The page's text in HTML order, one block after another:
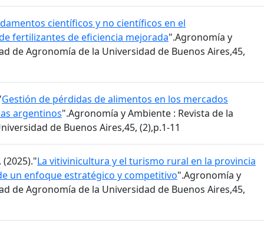
científicos y no científicos en el
fertilizantes de eficiencia mejorada".Agronomía y
de Agronomía de la Universidad de Buenos Aires,45,
Gestión de pérdidas de alimentos en los mercados
argentinos".Agronomía y Ambiente : Revista de la
de Buenos Aires,45, (2),p.1-11
(2025)."La vitivinicultura y el turismo rural en la provincia
un enfoque estratégico y competitivo".Agronomía y
de Agronomía de la Universidad de Buenos Aires,45,